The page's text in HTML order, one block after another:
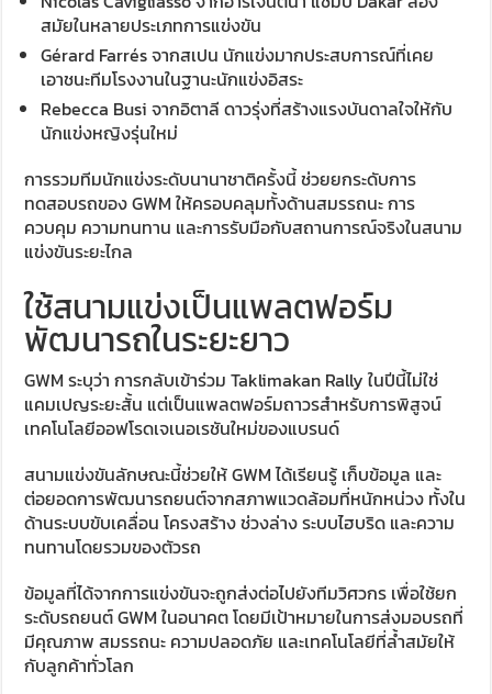
สมัยในหลายประเภทการแข่งขัน
Gérard Farrés จากสเปน นักแข่งมากประสบการณ์ที่เคย
เอาชนะทีมโรงงานในฐานะนักแข่งอิสระ
Rebecca Busi จากอิตาลี ดาวรุ่งที่สร้างแรงบันดาลใจให้กับ
นักแข่งหญิงรุ่นใหม่
การรวมทีมนักแข่งระดับนานาชาติครั้งนี้ ช่วยยกระดับการ
ทดสอบรถของ GWM ให้ครอบคลุมทั้งด้านสมรรถนะ การ
ควบคุม ความทนทาน และการรับมือกับสถานการณ์จริงในสนาม
แข่งขันระยะไกล
ใช้สนามแข่งเป็นแพลตฟอร์ม
พัฒนารถในระยะยาว
GWM ระบุว่า การกลับเข้าร่วม Taklimakan Rally ในปีนี้ไม่ใช่
แคมเปญระยะสั้น แต่เป็นแพลตฟอร์มถาวรสำหรับการพิสูจน์
เทคโนโลยีออฟโรดเจเนอเรชันใหม่ของแบรนด์
สนามแข่งขันลักษณะนี้ช่วยให้ GWM ได้เรียนรู้ เก็บข้อมูล และ
ต่อยอดการพัฒนารถยนต์จากสภาพแวดล้อมที่หนักหน่วง ทั้งใน
ด้านระบบขับเคลื่อน โครงสร้าง ช่วงล่าง ระบบไฮบริด และความ
ทนทานโดยรวมของตัวรถ
ข้อมูลที่ได้จากการแข่งขันจะถูกส่งต่อไปยังทีมวิศวกร เพื่อใช้ยก
ระดับรถยนต์ GWM ในอนาคต โดยมีเป้าหมายในการส่งมอบรถที่
มีคุณภาพ สมรรถนะ ความปลอดภัย และเทคโนโลยีที่ล้ำสมัยให้
กับลูกค้าทั่วโลก